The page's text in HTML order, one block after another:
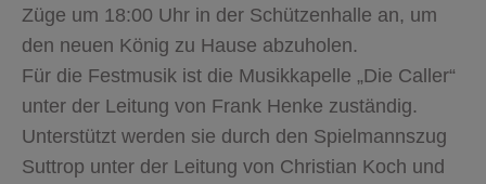
Züge um 18:00 Uhr in der Schützenhalle an, um
den neuen König zu Hause abzuholen.
Für die Festmusik ist die Musikkapelle „Die Caller“
unter der Leitung von Frank Henke zuständig.
Unterstützt werden sie durch den Spielmannszug
Suttrop unter der Leitung von Christian Koch und